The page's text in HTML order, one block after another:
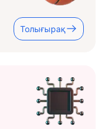
Толығырақ